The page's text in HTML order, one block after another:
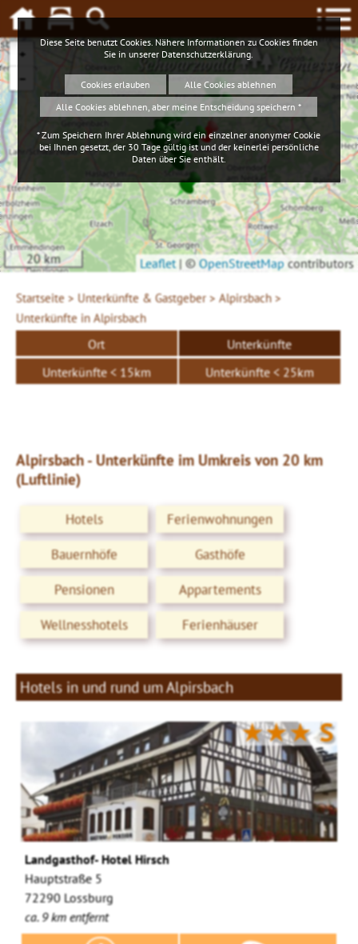
Schwarzwald Geniessen
+
−
20 km Leaflet | ©OpenStreetMap contributors
Startseite > Unterkünfte & Gastgeber > Alpirsbach >
Unterkünfte in Alpirsbach
Ort
Unterkünfte
Unterkünfte < 15km
Unterkünfte < 25km
Alpirsbach - Unterkünfte im Umkreis von 20 km
(Luftlinie)
Hotels
Ferienwohnungen
Bauernhöfe
Gasthöfe
Pensionen
Appartements
Wellnesshotels
Ferienhäuser
Hotels in und rund um Alpirsbach
★★★S
Landgasthof- Hotel Hirsch
Hauptstraße 5
72290 Lossburg
ca. 9 km entfernt
Diese Seite benutzt Cookies. Nähere Informationen zu Cookies finden
Sie in unserer Datenschutzerklärung
Cookies erlauben
Alle Cookies ablehnen
Alle Cookies ablehnen, aber meine Entscheidung speichern *
* Zum Speichern Ihrer Ablehnung wird ein einzelner anonymer Cookie
bei Ihnen gesetzt, der 30 Tage gültig ist und der keinerlei persönliche
Daten über Sie enthält.